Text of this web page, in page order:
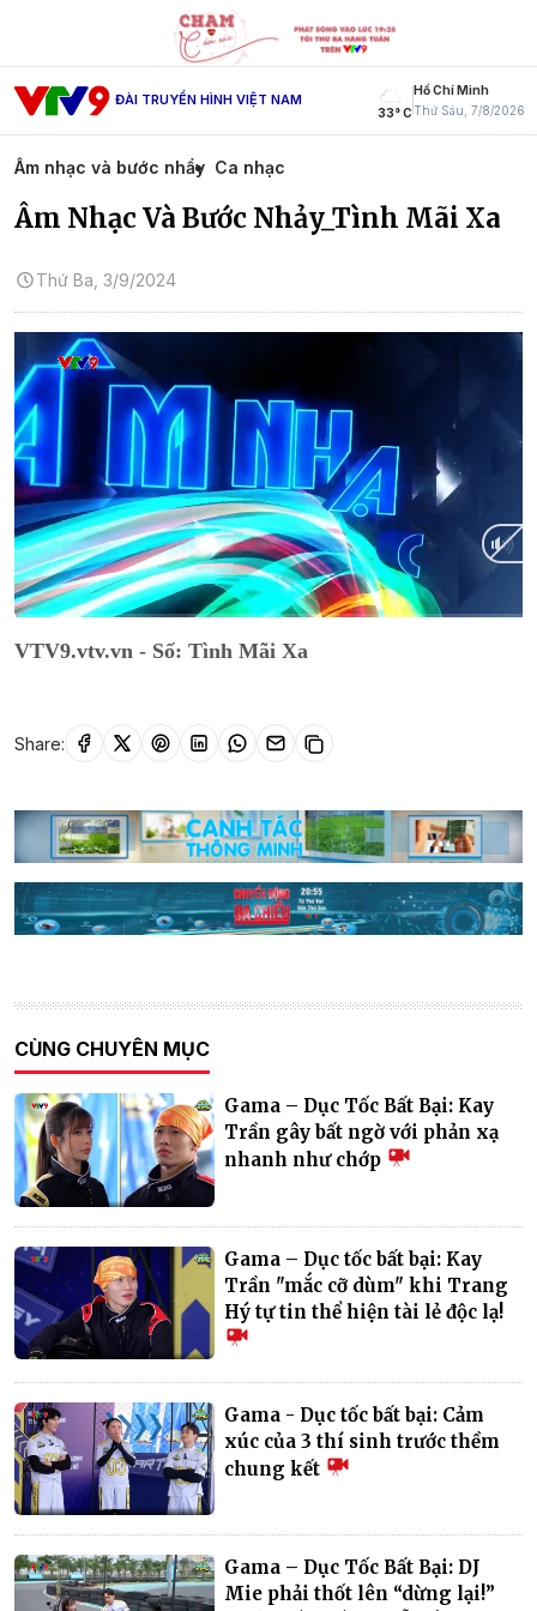
ĐÀI TRUYỀN HÌNH VIỆT NAM
33° C
Hồ Chí Minh
Thứ Sáu, 7/8/2026
Âm nhạc và bước nhẩy Ca nhạc
Âm Nhạc Và Bước Nhảy_Tình Mãi Xa
Thứ Ba, 3/9/2024
VTV9.vtv.vn - Số: Tình Mãi Xa
Share:
CÙNG CHUYÊN MỤC
Gama – Dục Tốc Bất Bại: Kay
Trần gây bất ngờ với phản xạ
nhanh như chớp
Gama – Dục tốc bất bại: Kay
Trần "mắc cỡ dùm" khi Trang
Hý tự tin thể hiện tài lẻ độc lạ!
Gama - Dục tốc bất bại: Cảm
xúc của 3 thí sinh trước thềm
chung kết
Gama – Dục Tốc Bất Bại: DJ
Mie phải thốt lên “dừng lại!”